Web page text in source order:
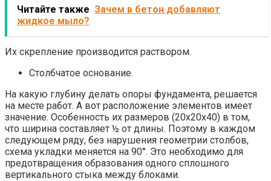
Читайте также Зачем в бетон добавляют
жидкое мыло?
Их скрепление производится раствором.
Столбчатое основание.
На какую глубину делать опоры фундамента, решается
на месте работ. А вот расположение элементов имеет
значение. Особенность их размеров (20х20х40) в том,
что ширина составляет ½ от длины. Поэтому в каждом
следующем ряду, без нарушения геометрии столбов,
схема укладки меняется на 90°. Это необходимо для
предотвращения образования одного сплошного
вертикального стыка между блоками.